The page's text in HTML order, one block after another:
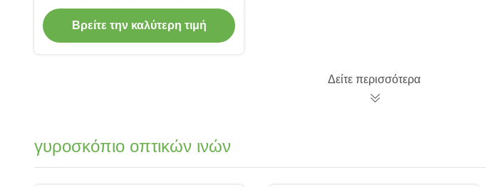
ελέγχου πτήσης
Βρείτε την καλύτερη τιμή
Δείτε περισσότερα
γυροσκόπιο οπτικών ινών